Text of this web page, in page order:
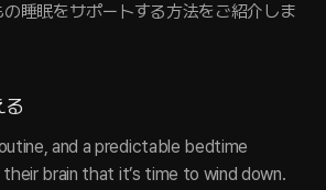
睡眠をサポートする方法をご紹介しま
る
and a predictable bedtime
brain that it’s time to wind down.